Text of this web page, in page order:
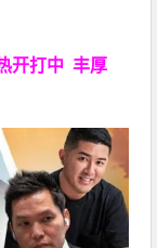
开打中 丰厚